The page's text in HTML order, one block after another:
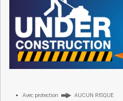
Avec protection
AUCUN RISQUE